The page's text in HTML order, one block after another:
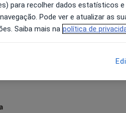
dos Médicos desde 2017
+4a11y_sr_more_diseases
para recolher dados estatísticos
Pode ver e atualizar as
Saiba mais na política de